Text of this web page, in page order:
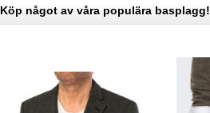
Köp något av våra populära basplagg!